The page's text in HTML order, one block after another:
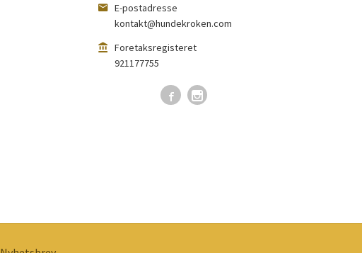
E-postadresse
kontakt@hundekroken.com
Foretaksregisteret
921177755